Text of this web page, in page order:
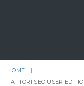
HOME
FATTORI SEO USER